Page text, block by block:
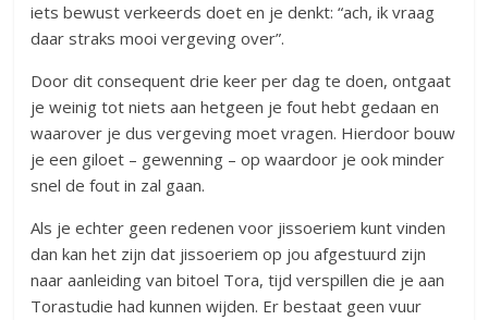
iets bewust verkeerds doet en je denkt: “ach, ik vraag
daar straks mooi vergeving over”.
Door dit consequent drie keer per dag te doen, ontgaat
je weinig tot niets aan hetgeen je fout hebt gedaan en
waarover je dus vergeving moet vragen. Hierdoor bouw
je een giloet – gewenning – op waardoor je ook minder
snel de fout in zal gaan.
Als je echter geen redenen voor jissoeriem kunt vinden
dan kan het zijn dat jissoeriem op jou afgestuurd zijn
naar aanleiding van bitoel Tora, tijd verspillen die je aan
Torastudie had kunnen wijden. Er bestaat geen vuur